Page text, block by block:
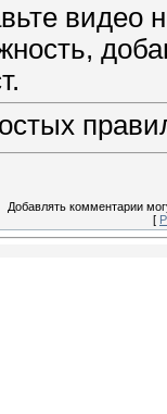
видео
Добавлять комментарии
[